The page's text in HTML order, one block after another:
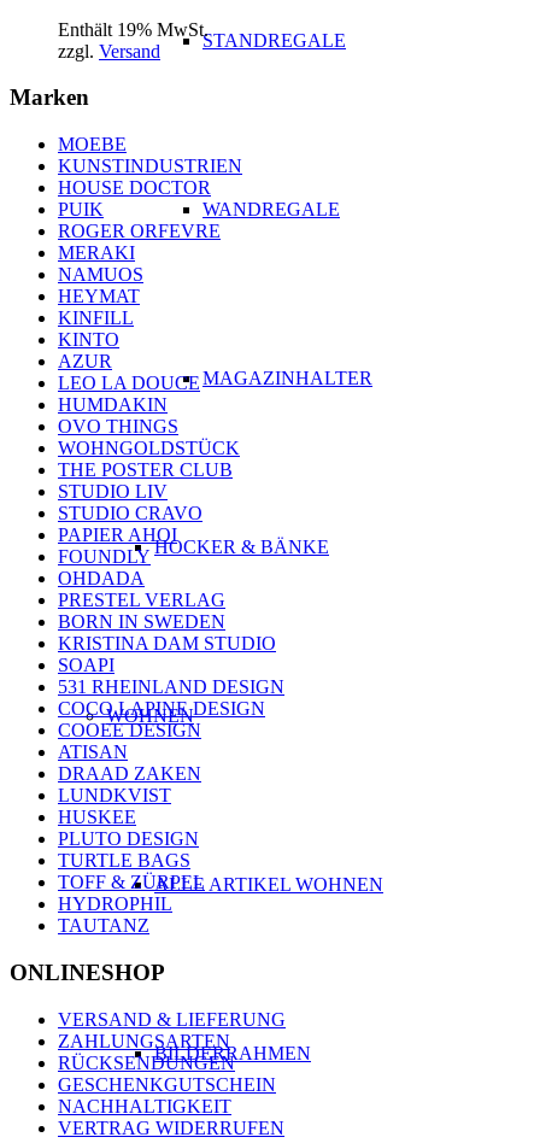
STANDREGALE
WANDREGALE
MAGAZINHALTER
HOCKER & BÄNKE
WOHNEN
ALLE ARTIKEL WOHNEN
BILDERRAHMEN
Enthält 19% MwSt.
zzgl. Versand
Marken
MOEBE
KUNSTINDUSTRIEN
HOUSE DOCTOR
PUIK
ROGER ORFEVRE
MERAKI
NAMUOS
HEYMAT
KINFILL
KINTO
AZUR
LEO LA DOUCE
HUMDAKIN
OVO THINGS
WOHNGOLDSTÜCK
THE POSTER CLUB
STUDIO LIV
STUDIO CRAVO
PAPIER AHOI
FOUNDLY
OHDADA
PRESTEL VERLAG
BORN IN SWEDEN
KRISTINA DAM STUDIO
SOAPI
531 RHEINLAND DESIGN
COCO LAPINE DESIGN
COOEE DESIGN
ATISAN
DRAAD ZAKEN
LUNDKVIST
HUSKEE
PLUTO DESIGN
TURTLE BAGS
TOFF & ZÜRPEL
HYDROPHIL
TAUTANZ
ONLINESHOP
VERSAND & LIEFERUNG
ZAHLUNGSARTEN
RÜCKSENDUNGEN
GESCHENKGUTSCHEIN
NACHHALTIGKEIT
VERTRAG WIDERRUFEN